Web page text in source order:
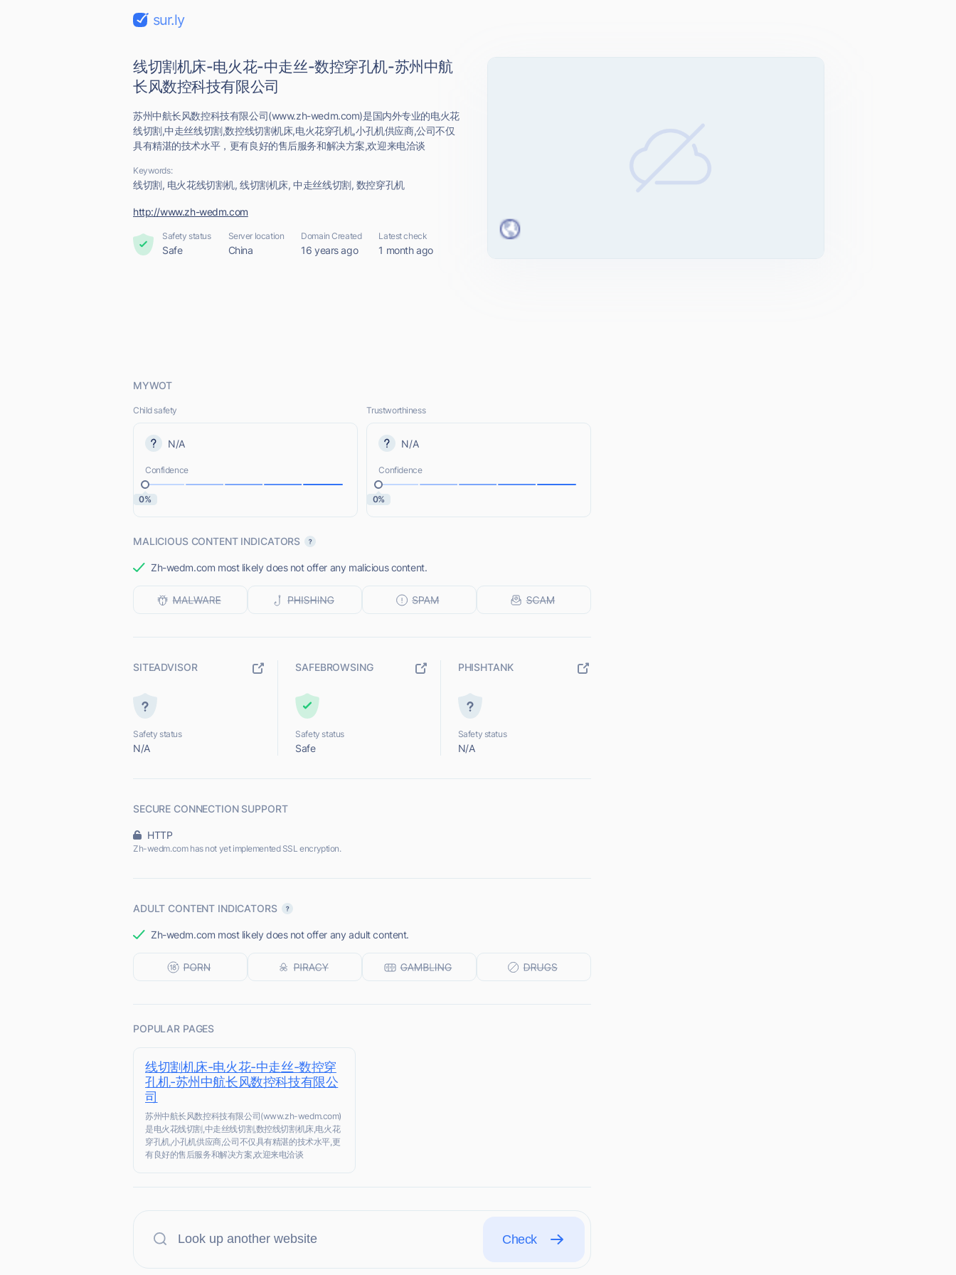
sur.ly
线切割机床-电火花-中走丝-数控穿孔机-苏州中航
长风数控科技有限公司
苏州中航长风数控科技有限公司(www.zh-wedm.com)是国内外专业的电火花
线切割,中走丝线切割,数控线切割机床,电火花穿孔机,小孔机供应商,公司不仅
具有精湛的技术水平，更有良好的售后服务和解决方案,欢迎来电洽谈
Keywords:
线切割, 电火花线切割机, 线切割机床, 中走丝线切割, 数控穿孔机
http://www.zh-wedm.com
Safety status
Safe
Server location
China
Domain Created
16 years ago
Latest check
1 month ago
MYWOT
Child safety
N/A
Confidence
0%
Trustworthiness
N/A
Confidence
0%
MALICIOUS CONTENT INDICATORS
Zh-wedm.com most likely does not offer any malicious content.
SITEADVISOR
Safety status
N/A
SAFEBROWSING
Safety status
Safe
PHISHTANK
Safety status
N/A
SECURE CONNECTION SUPPORT
HTTP
Zh-wedm.com has not yet implemented SSL encryption.
ADULT CONTENT INDICATORS
Zh-wedm.com most likely does not offer any adult content.
POPULAR PAGES
线切割机床-电火花-中走丝-数控穿
孔机-苏州中航长风数控科技有限公
司
苏州中航长风数控科技有限公司(www.zh-wedm.com)
是电火花线切割,中走丝线切割,数控线切割机床,电火花
穿孔机,小孔机供应商,公司不仅具有精湛的技术水平,更
有良好的售后服务和解决方案,欢迎来电洽谈
Check